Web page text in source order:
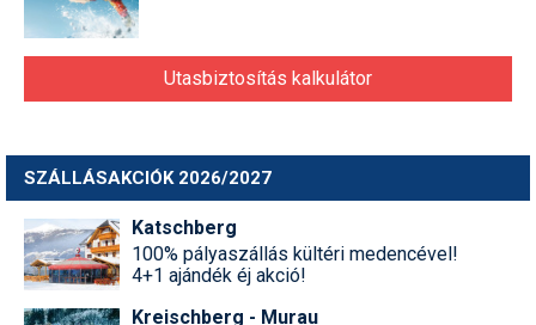
Utasbiztosítás kalkulátor
SZÁLLÁSAKCIÓK 2026/2027
Katschberg
100% pályaszállás kültéri medencével!
4+1 ajándék éj akció!
Kreischberg - Murau